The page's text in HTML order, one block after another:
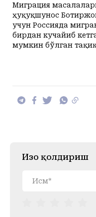
Миграция
ҳуқуқшунос
учун Россияда
бирдан кучайиб
мумкин бўлган
Изоҳ қолдириш